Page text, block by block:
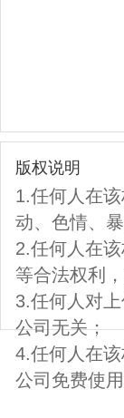
版权说明
1.任何人在
动、色情、
2.任何人在
等合法权利
3.任何人对
公司无关；
4.任何人在
公司免费使